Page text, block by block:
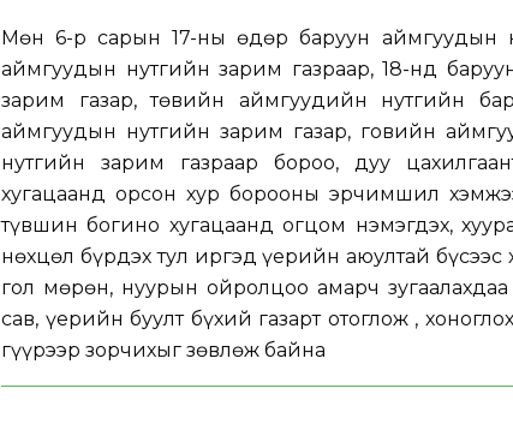
Мөн 6-р сарын 17-ны өдөр баруун аймгуудын
аймгуудын нутгийн зарим газраар, 18-нд
зарим газар, төвийн аймгуудийн нутгийн
аймгуудын нутгийн зарим газар, говийн
нутгийн зарим газраар бороо, дуу
хугацаанд орсон хур борооны эрчимшил
түвшин богино хугацаанд огцом нэмэгдэх,
нөхцөл бүрдэх тул иргэд үерийн аюултай бүсээс
гол мөрөн, нуурын ойролцоо амарч
сав, үерийн буулт бүхий газарт отоглож ,
гүүрээр зорчихыг зөвлөж байна